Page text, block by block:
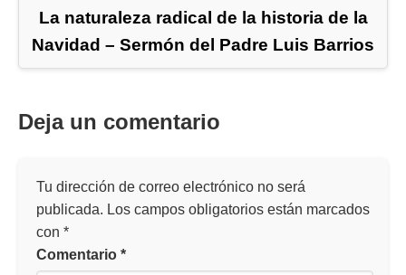
La naturaleza radical de la historia de la
Navidad – Sermón del Padre Luis Barrios
Deja un comentario
Tu dirección de correo electrónico no será
publicada. Los campos obligatorios están marcados
con *
Comentario *